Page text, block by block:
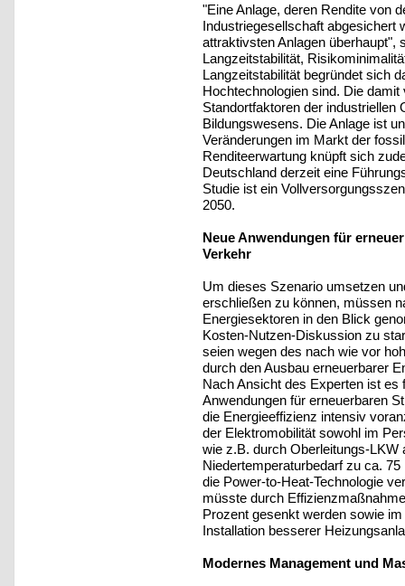
"Eine Anlage, deren Rendite von
Industriegesellschaft abgesichert
attraktivsten Anlagen überhaupt",
Langzeitstabilität,
Langzeitstabilität begründet sich
Hochtechnologien sind. Die
Standortfaktoren der industriellen
Bildungswesens. Die Anlage ist
Veränderungen im Markt der
Renditeerwartung knüpft sich
Deutschland derzeit eine
Studie ist ein
2050.
Neue Anwendungen für
Verkehr
Um dieses Szenario umsetzen
erschließen zu können, müssen
Energiesektoren in den Blick
Kosten-Nutzen-Diskussion zu
seien wegen des nach wie vor
durch den Ausbau erneuerbarer
Nach Ansicht des Experten ist es
Anwendungen für erneuerbaren
die Energieeffizienz intensiv
der Elektromobilität sowohl im
wie z.B. durch Oberleitungs-
Niedertemperaturbedarf zu ca.
die Power-to-Heat-Technologie
müsste durch
Prozent gesenkt werden sowie
Installation besserer
Modernes Management und